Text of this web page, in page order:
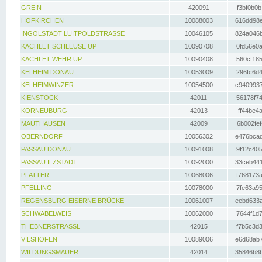
GREIN 420091
HOFKIRCHEN
10088003
INGOLSTADT LUITPOLDSTRASSE
10046105
KACHLET SCHLEUSE UP
10090708
KACHLET WEHR UP
10090408
KELHEIM DONAU
10053009
KELHEIMWINZER
10054500
KIENSTOCK
42011
KORNEUBURG
42013
MAUTHAUSEN
42009
OBERNDORF
10056302
PASSAU DONAU
10091008
PASSAU ILZSTADT
10092000
PFATTER
10068006
PFELLING
10078000
REGENSBURG EISERNE BRÜCKE
10061007
SCHWABELWEIS
10062000
THEBNERSTRASSL
42015
VILSHOFEN
10089006
WILDUNGSMAUER
42014